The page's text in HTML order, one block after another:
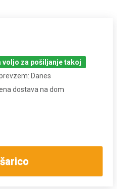
voljo za pošiljanje takoj
Danes
dostava na dom